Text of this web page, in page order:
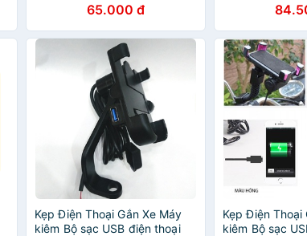
65.000 đ
Kẹp Điện Thoại Gắn Xe Máy
kiêm Bộ sạc USB điện thoại
Kẹp Điện Thoại
kiêm Bộ sạc